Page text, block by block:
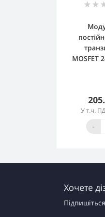
MOSFET
У т.ч.
-
Хочете